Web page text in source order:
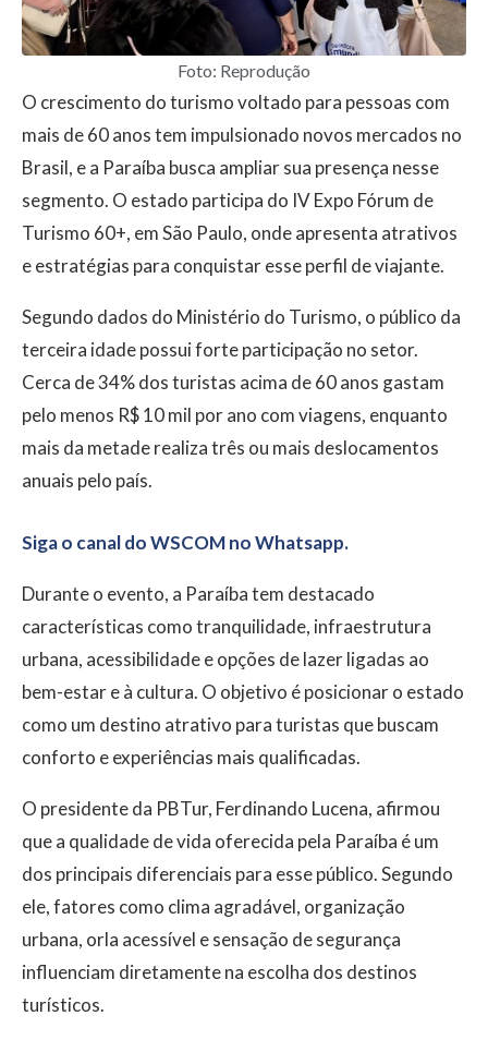
Foto: Reprodução
O crescimento do turismo voltado para pessoas com
mais de 60 anos tem impulsionado novos mercados no
Brasil, e a Paraíba busca ampliar sua presença nesse
segmento. O estado participa do IV Expo Fórum de
Turismo 60+, em São Paulo, onde apresenta atrativos
e estratégias para conquistar esse perfil de viajante.
Segundo dados do Ministério do Turismo, o público da
terceira idade possui forte participação no setor.
Cerca de 34% dos turistas acima de 60 anos gastam
pelo menos R$ 10 mil por ano com viagens, enquanto
mais da metade realiza três ou mais deslocamentos
anuais pelo país.
Siga o canal do WSCOM no Whatsapp.
Durante o evento, a Paraíba tem destacado
características como tranquilidade, infraestrutura
urbana, acessibilidade e opções de lazer ligadas ao
bem-estar e à cultura. O objetivo é posicionar o estado
como um destino atrativo para turistas que buscam
conforto e experiências mais qualificadas.
O presidente da PBTur, Ferdinando Lucena, afirmou
que a qualidade de vida oferecida pela Paraíba é um
dos principais diferenciais para esse público. Segundo
ele, fatores como clima agradável, organização
urbana, orla acessível e sensação de segurança
influenciam diretamente na escolha dos destinos
turísticos.